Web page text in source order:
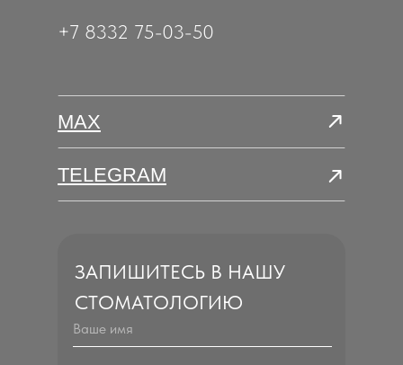
+7 8332 75-03-50
ЗАПИШИТЕСЬ В НАШУ
СТОМАТОЛОГИЮ
MAX
TELEGRAM